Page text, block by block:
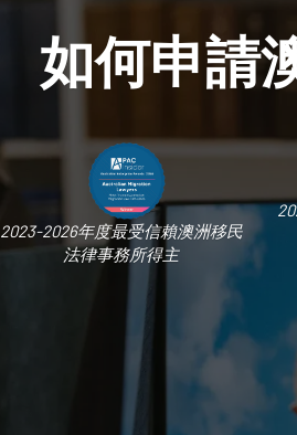
如何申請
2023-2026年度最受信賴澳洲移民
法律事務所得主